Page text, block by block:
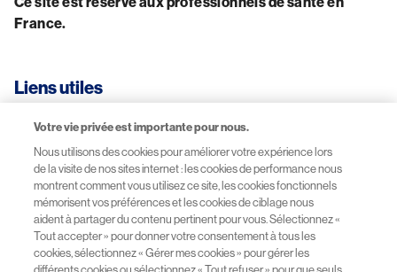
France.
Liens utiles
Données personnelles
Site Novartis France
Votre vie privée est importante pour nous.
Nous utilisons des cookies pour améliorer votre expérience lors
de la visite de nos sites internet : les cookies de performance nous
montrent comment vous utilisez ce site, les cookies fonctionnels
mémorisent vos préférences et les cookies de ciblage nous
aident à partager du contenu pertinent pour vous. Sélectionnez «
Tout accepter » pour donner votre consentement à tous les
cookies, sélectionnez « Gérer mes cookies » pour gérer les